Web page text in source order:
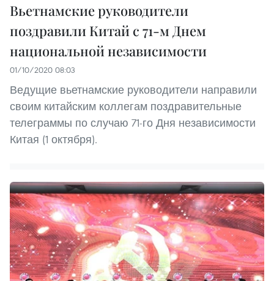
Вьетнамские руководители
поздравили Китай с 71-м Днем
национальной независимости
01/10/2020 08:03
Ведущие вьетнамские руководители направили
своим китайским коллегам поздравительные
телеграммы по случаю 71-го Дня независимости
Китая (1 октября).